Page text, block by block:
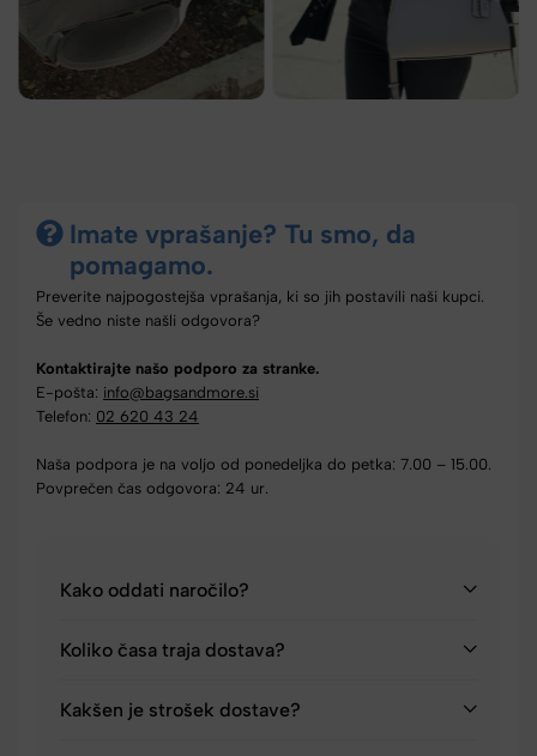
Imate vprašanje? Tu smo, da
pomagamo.
Preverite najpogostejša vprašanja, ki so jih postavili naši kupci.
Še vedno niste našli odgovora?
Kontaktirajte našo podporo za stranke.
E-pošta: info@bagsandmore.si
Telefon: 02 620 43 24
Naša podpora je na voljo od ponedeljka do petka: 7.00 – 15.00.
Povprečen čas odgovora: 24 ur.
Kako oddati naročilo?
Koliko časa traja dostava?
Kakšen je strošek dostave?